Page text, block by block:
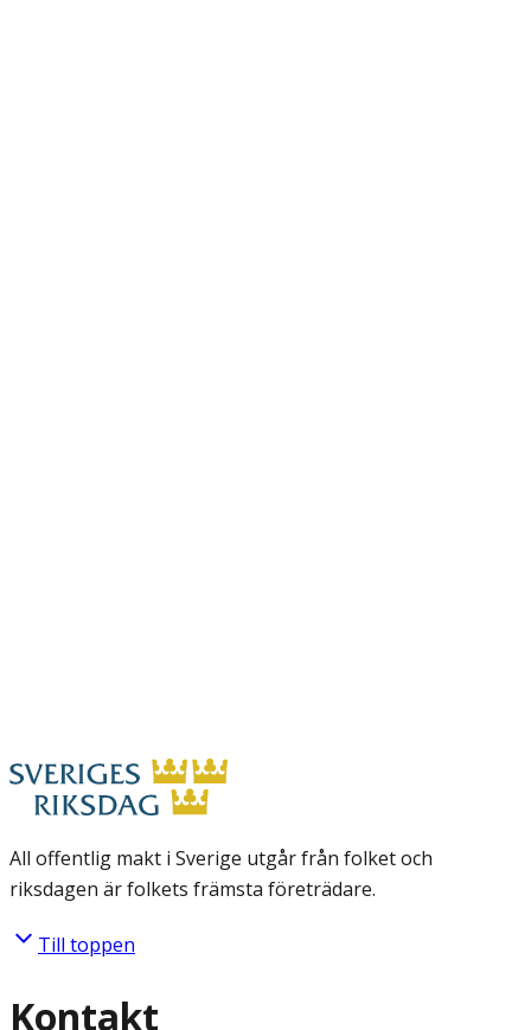
All offentlig makt i Sverige utgår från folket och
riksdagen är folkets främsta företrädare.
Till toppen
Kontakt